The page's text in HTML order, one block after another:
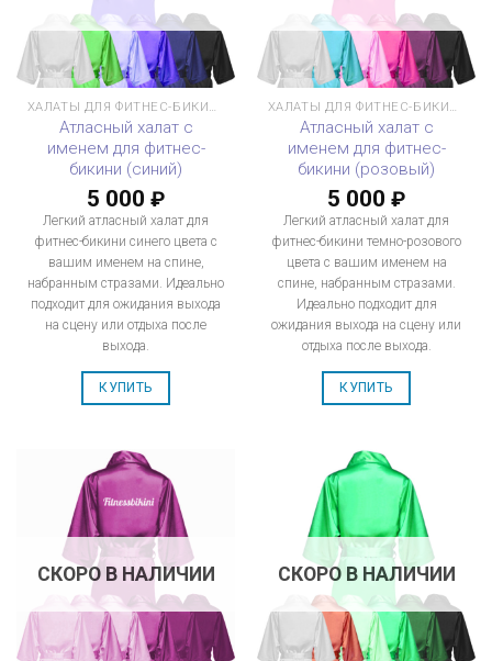
ХАЛАТЫ ДЛЯ ФИТНЕС-БИКИНИ
Атласный халат с
именем для фитнес-
бикини (синий)
5 000 ₽
Легкий атласный халат для
фитнес-бикини синего цвета с
вашим именем на спине,
набранным стразами. Идеально
подходит для ожидания выхода
на сцену или отдыха после
выхода.
КУПИТЬ
ХАЛАТЫ ДЛЯ ФИТНЕС-БИКИНИ
Атласный халат с
именем для фитнес-
бикини (розовый)
5 000 ₽
Легкий атласный халат для
фитнес-бикини темно-розового
цвета с вашим именем на
спине, набранным стразами.
Идеально подходит для
ожидания выхода на сцену или
отдыха после выхода.
КУПИТЬ
СКОРО В НАЛИЧИИ СКОРО В НАЛИЧИИ